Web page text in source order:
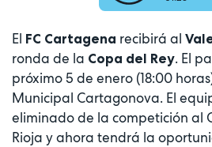
El FC Cartagena recibirá al
ronda de la Copa del Rey. El
próximo 5 de enero (18:00
Municipal Cartagonova. El
eliminado de la competición al
Rioja y ahora tendrá la